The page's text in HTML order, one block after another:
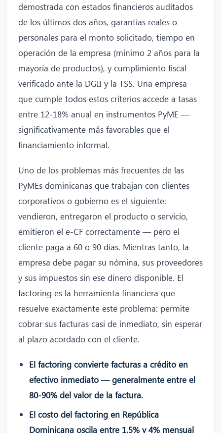
demostrada con estados financieros auditados
de los últimos dos años, garantías reales o
personales para el monto solicitado, tiempo en
operación de la empresa (mínimo 2 años para la
mayoría de productos), y cumplimiento fiscal
verificado ante la DGII y la TSS. Una empresa
que cumple todos estos criterios accede a tasas
entre 12-18% anual en instrumentos PyME —
significativamente más favorables que el
financiamiento informal.
Uno de los problemas más frecuentes de las
PyMEs dominicanas que trabajan con clientes
corporativos o gobierno es el siguiente:
vendieron, entregaron el producto o servicio,
emitieron el e-CF correctamente — pero el
cliente paga a 60 o 90 días. Mientras tanto, la
empresa debe pagar su nómina, sus proveedores
y sus impuestos sin ese dinero disponible. El
factoring es la herramienta financiera que
resuelve exactamente este problema: permite
cobrar sus facturas casi de inmediato, sin esperar
al plazo acordado con el cliente.
El factoring convierte facturas a crédito en
efectivo inmediato — generalmente entre el
80-90% del valor de la factura.
El costo del factoring en República
Dominicana oscila entre 1.5% y 4% mensual